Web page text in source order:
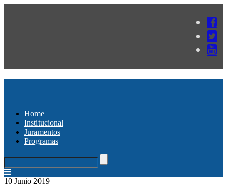
Home
Institucional
Juramentos
Programas
10 Junio 2019